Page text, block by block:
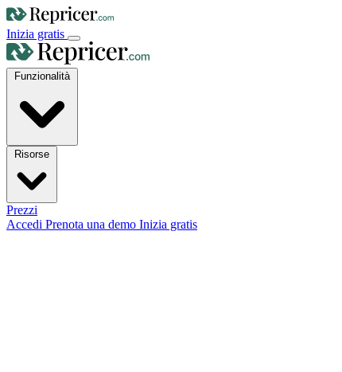
Inizia gratis
Funzionalità
Prezzi
Accedi Prenota una demo Inizia gratis